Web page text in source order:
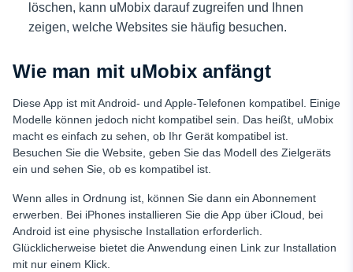
löschen, kann uMobix darauf zugreifen und Ihnen
zeigen, welche Websites sie häufig besuchen.
Wie man mit uMobix anfängt
Diese App ist mit Android- und Apple-Telefonen kompatibel. Einige
Modelle können jedoch nicht kompatibel sein. Das heißt, uMobix
macht es einfach zu sehen, ob Ihr Gerät kompatibel ist.
Besuchen Sie die Website, geben Sie das Modell des Zielgeräts
ein und sehen Sie, ob es kompatibel ist.
Wenn alles in Ordnung ist, können Sie dann ein Abonnement
erwerben. Bei iPhones installieren Sie die App über iCloud, bei
Android ist eine physische Installation erforderlich.
Glücklicherweise bietet die Anwendung einen Link zur Installation
mit nur einem Klick.